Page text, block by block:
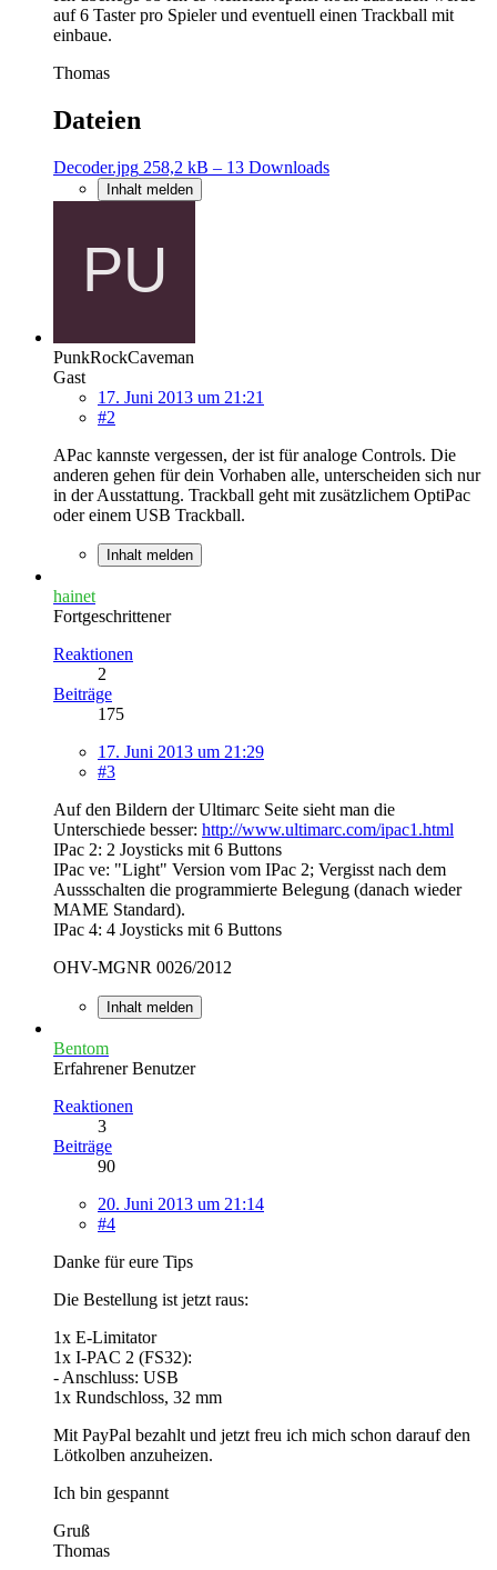
auf 6 Taster pro Spieler und eventuell einen Trackball mit
einbaue.
Thomas
Dateien
Decoder.jpg 258,2 kB – 13 Downloads
Inhalt melden
PunkRockCaveman
Gast
17. Juni 2013 um 21:21
#2
APac kannste vergessen, der ist für analoge Controls. Die
anderen gehen für dein Vorhaben alle, unterscheiden sich nur
in der Ausstattung. Trackball geht mit zusätzlichem OptiPac
oder einem USB Trackball.
Inhalt melden
hainet
Fortgeschrittener
Reaktionen
2
Beiträge
175
17. Juni 2013 um 21:29
#3
Auf den Bildern der Ultimarc Seite sieht man die
Unterschiede besser: http://www.ultimarc.com/ipac1.html
IPac 2: 2 Joysticks mit 6 Buttons
IPac ve: "Light" Version vom IPac 2; Vergisst nach dem
Aussschalten die programmierte Belegung (danach wieder
MAME Standard).
IPac 4: 4 Joysticks mit 6 Buttons
OHV-MGNR 0026/2012
Inhalt melden
Bentom
Erfahrener Benutzer
Reaktionen
3
Beiträge
90
20. Juni 2013 um 21:14
#4
Danke für eure Tips
Die Bestellung ist jetzt raus:
1x E-Limitator
1x I-PAC 2 (FS32):
- Anschluss: USB
1x Rundschloss, 32 mm
Mit PayPal bezahlt und jetzt freu ich mich schon darauf den
Lötkolben anzuheizen.
Ich bin gespannt
Gruß
Thomas